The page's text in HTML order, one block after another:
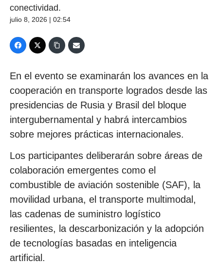
conectividad.
julio 8, 2026 | 02:54
En el evento se examinarán los avances en la
cooperación en transporte logrados desde las
presidencias de Rusia y Brasil del bloque
intergubernamental y habrá intercambios
sobre mejores prácticas internacionales.
Los participantes deliberarán sobre áreas de
colaboración emergentes como el
combustible de aviación sostenible (SAF), la
movilidad urbana, el transporte multimodal,
las cadenas de suministro logístico
resilientes, la descarbonización y la adopción
de tecnologías basadas en inteligencia
artificial.